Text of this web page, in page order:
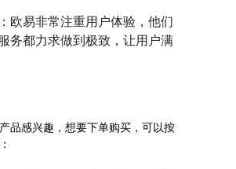
欧易非常注重用户体验，他们
务都力求做到极致，让用户满
品感兴趣，想要下单购买，可以按